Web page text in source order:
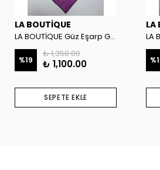
LA BOUTİQUE
LA BOUTİQUE Güz Eşarp GYSE262908
%19
₺ 1,350.00
₺ 1,100.00
SEPETE EKLE
LA
%